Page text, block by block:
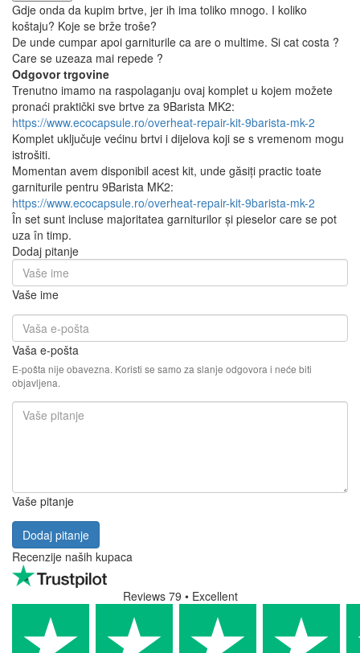
Gdje onda da kupim brtve, jer ih ima toliko mnogo. I koliko
koštaju? Koje se brže troše?
De unde cumpar apoi garniturile ca are o multime. Si cat costa ?
Care se uzeaza mai repede ?
Odgovor trgovine
Trenutno imamo na raspolaganju ovaj komplet u kojem možete
pronaći praktički sve brtve za 9Barista MK2:
https://www.ecocapsule.ro/overheat-repair-kit-9barista-mk-2
Komplet uključuje većinu brtvi i dijelova koji se s vremenom mogu
istrošiti.
Momentan avem disponibil acest kit, unde găsiți practic toate
garniturile pentru 9Barista MK2:
https://www.ecocapsule.ro/overheat-repair-kit-9barista-mk-2
În set sunt incluse majoritatea garniturilor și pieselor care se pot
uza în timp.
Dodaj pitanje
Vaše ime
Vaša e-pošta
E-pošta nije obavezna. Koristi se samo za slanje odgovora i neće biti
objavljena.
Vaše pitanje
Dodaj pitanje
Recenzije naših kupaca
Reviews 79 • Excellent